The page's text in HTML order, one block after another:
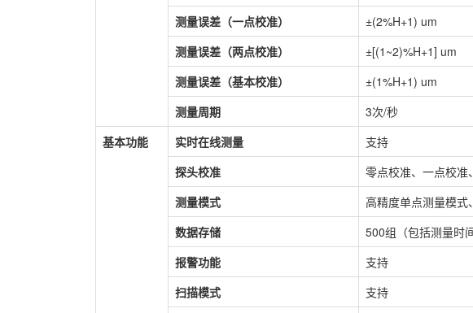
测量误差（一点校准）
±(2%H+1) um
测量误差（两点校准）
±[(1~2)%H+1] um
测量误差（基本校准）
±(1%H+1) um
测量周期
3次/秒
基本功能
实时在线测量
支持
探头校准
零点校准、一点校准
测量模式
高精度单点测量模
数据存储
500组（包括测量时
报警功能
支持
扫描模式
支持